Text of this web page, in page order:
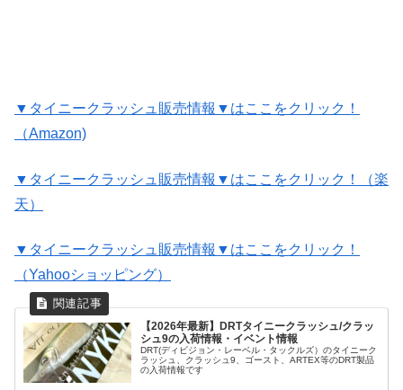
▼タイニークラッシュ販売情報▼はここをクリック！
（Amazon)
▼タイニークラッシュ販売情報▼はここをクリック！（楽
天）
▼タイニークラッシュ販売情報▼はここをクリック！
（Yahooショッピング）
【2026年最新】DRTタイニークラッシュ/クラッ
シュ9の入荷情報・イベント情報
DRT(ディビジョン・レーベル・タックルズ）のタイニーク
ラッシュ、クラッシュ9、ゴースト、ARTEX等のDRT製品
の入荷情報です